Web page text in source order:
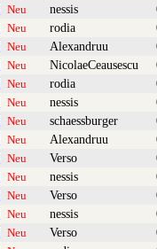
Neu nessis
Neu rodia
Neu Alexandruu
Neu NicolaeCeausescu
Neu rodia
Neu nessis
Neu schaessburger
Neu Alexandruu
Neu Verso
Neu nessis
Neu Verso
Neu nessis
Neu Verso